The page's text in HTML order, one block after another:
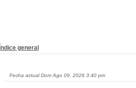
Índice general
Fecha actual Dom Ago 09, 2026 3:40 pm